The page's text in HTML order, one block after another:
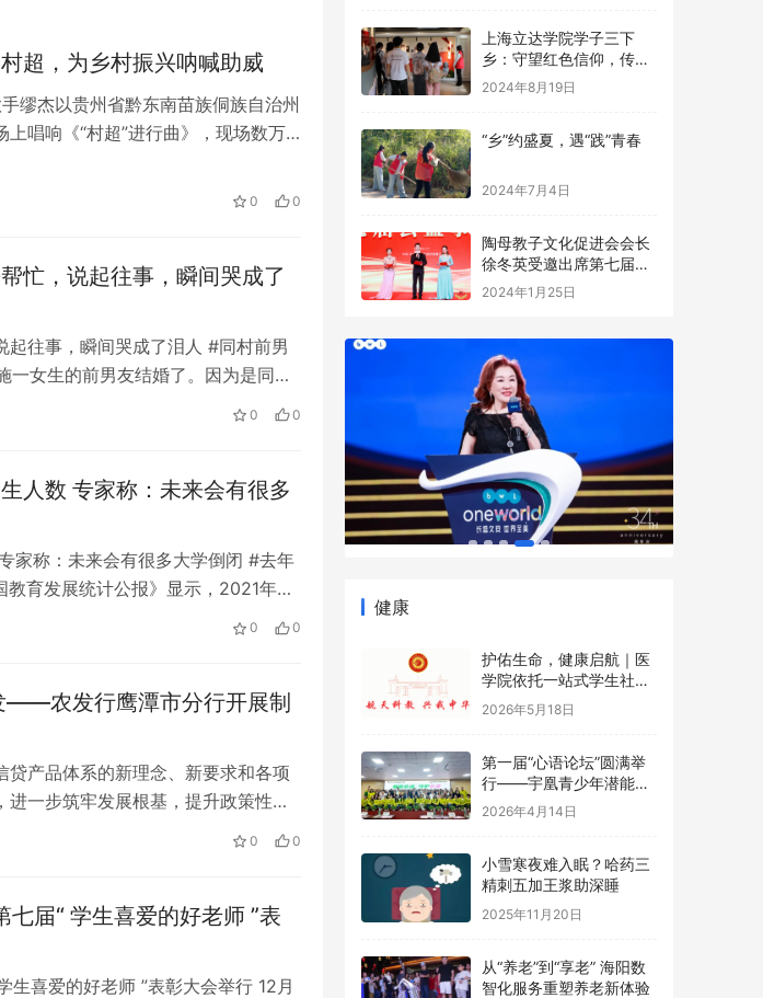
超，为乡村振兴呐喊助威
缪杰以贵州省黔东南苗族侗族自治州
唱响《“村超”进行曲》，现场数万
园民谣歌手，水木年华成员缪杰，已
着吉他、带着自己的公益助农团队…
0 0
忙，说起往事，瞬间哭成了
往事，瞬间哭成了泪人 #同村前男
女生的前男友结婚了。因为是同村
饭的时候，女孩和朋友聊起往事，
生说，不要找同村的人谈恋爱，不
0 0
人数 专家称：未来会有很多
家称：未来会有很多大学倒闭 #去年
育发展统计公报》显示，2021年全
万人；高职(专科)招生552.58万人
是说，2021年，这所高校的招生规
0 0
——农发行鹰潭市分行开展制
产品体系的新理念、新要求和各项
一步筑牢发展根基，提升政策性金
）会的形式开展制度解读培训，市
部共19名参加此次学习。 本次学习
0 0
届“ 学生喜爱的好老师 ”表
喜爱的好老师 ”表彰大会举行 12月
上海立达学院学子三下
乡：守望红色信仰，传承
革命记忆
2024年8月19日
“乡”约盛夏，遇“践”青春
2024年7月4日
陶母教子文化促进会会长
徐冬英受邀出席第七届公
益事业大典
2024年1月25日
健康
护佑生命，健康启航｜医
学院依托一站式学生社区
开展5·12国际护士节沉浸
式健康科普游园会
2026年5月18日
第一届“心语论坛”圆满举
行——宇凰青少年潜能成
长基地协办，助力青少年
心理健康事业
2026年4月14日
小雪寒夜难入眠？哈药三
精刺五加王浆助深睡
2025年11月20日
从“养老”到“享老” 海阳数
智化服务重塑养老新体验